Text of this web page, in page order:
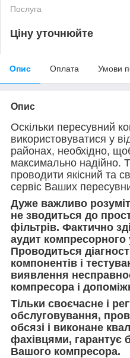
Послуга
Ціну уточнюйте
Опис Оплата Умови
Опис
Оскільки пересувний
використовуватися у
районах, необхідно,
максимально надійно.
проводити якісний та
сервіс Ваших
Дуже важливо
не зводиться до
фільтрів. Фактично
аудит компресорного
Проводиться
компонентів і
виявлення
компресора і
Тільки своєчасне і
обслуговування,
обсязі і виконане
фахівцями, гарантує
Вашого компресора.